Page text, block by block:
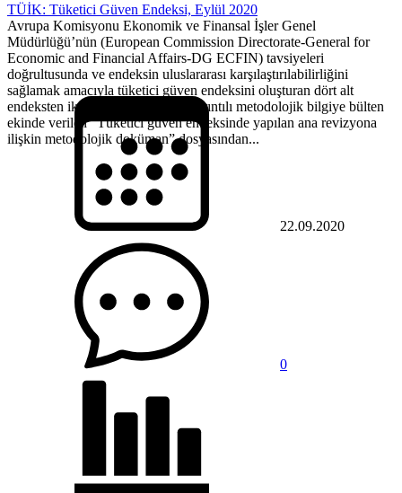
TÜİK: Tüketici Güven Endeksi, Eylül 2020
Avrupa Komisyonu Ekonomik ve Finansal İşler Genel
Müdürlüğü’nün (European Commission Directorate-General for
Economic and Financial Affairs-DG ECFIN) tavsiyeleri
doğrultusunda ve endeksin uluslararası karşılaştırılabilirliğini
sağlamak amacıyla tüketici güven endeksini oluşturan dört alt
endeksten ikisi güncellenmiştir. Ayrıntılı metodolojik bilgiye bülten
ekinde verilen “Tüketici güven endeksinde yapılan ana revizyona
ilişkin metodolojik doküman” dosyasından...
22.09.2020
0